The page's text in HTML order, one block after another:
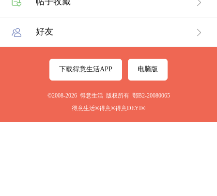
好友
下载得意生活APP 电脑版
©2008-2026 得意生活 版权所有 鄂B2-20080065
得意生活®得意®得意DEYI®